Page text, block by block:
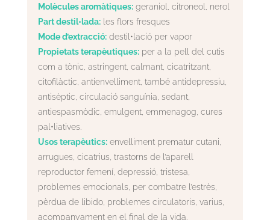
Molècules aromàtiques:geraniol, citroneol, nerol
Part destil•lada:les flors fresques
Mode d’extracció:destil•lació per vapor
Propietats terapèutiques: per a la pell del cutis
com a tònic, astringent, calmant, cicatritzant,
citofilàctic, antienvelliment, també antidepressiu,
antisèptic, circulació sanguínia, sedant,
antiespasmòdic, emulgent, emmenagog, cures
pal•liatives.
Usos terapèutics:envelliment prematur cutani,
arrugues, cicatrius, trastorns de l’aparell
reproductor femení, depressió, tristesa,
problemes emocionals, per combatre l’estrès,
pèrdua de libido, problemes circulatoris, varius,
acompanyament en el final de la vida.